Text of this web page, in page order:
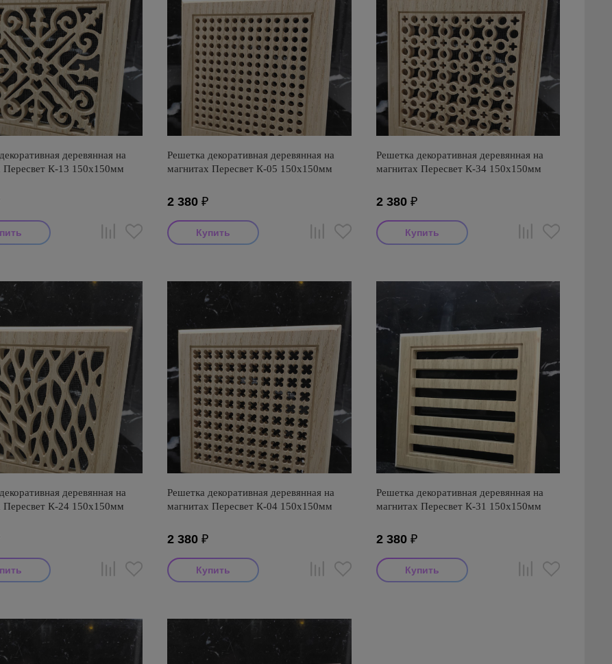
деревянная на
Пересвет К-13 150х150мм
Решетка декоративная деревянная на
магнитах Пересвет К-05 150х150мм
2 380 ₽
Решетка декоративная деревянная на
магнитах Пересвет К-34 150х150мм
2 380₽
деревянная на
Пересвет К-24 150х150мм
Решетка декоративная деревянная на
магнитах Пересвет К-04 150х150мм
2 380 ₽
Решетка декоративная деревянная на
магнитах Пересвет К-31 150х150мм
2 380₽